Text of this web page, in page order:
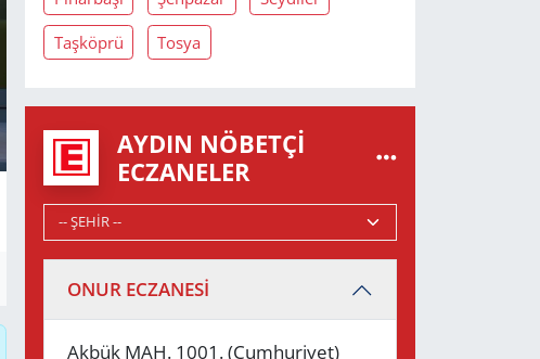
Taşköprü Tosya
AYDIN NÖBETÇI
ECZANELER
ONUR ECZANESİ
Akbük MAH. 1001. (Cumhuriyet)